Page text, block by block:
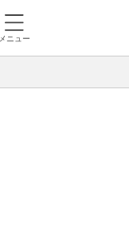
メニュー